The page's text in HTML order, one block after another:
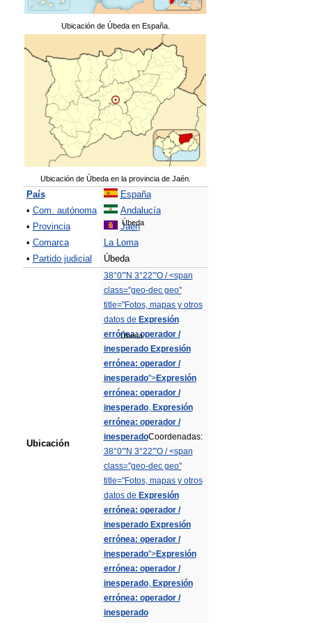
Úbeda
Ubicación de Úbeda en España.
Úbeda
Ubicación de Úbeda en la provincia de Jaén.
País
España
• Com. autónoma
Andalucía
• Provincia
Jaén
• Comarca
La Loma
• Partido judicial Úbeda
Ubicación
38°0′″N 3°22′″O/<span
class="geo-dec geo"
title="Fotos, mapas y otros
datos de Expresión
errónea: operador /
inesperado Expresión
errónea: operador /
inesperado">Expresión
errónea: operador /
inesperado, Expresión
errónea: operador /
inesperadoCoordenadas:
38°0′″N 3°22′″O/<span
class="geo-dec geo"
title="Fotos, mapas y otros
datos de Expresión
errónea: operador /
inesperado Expresión
errónea: operador /
inesperado">Expresión
errónea: operador /
inesperado, Expresión
errónea: operador /
inesperado